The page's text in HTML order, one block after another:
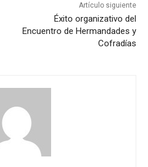
Artículo siguiente
Éxito organizativo del
Encuentro de Hermandades y
Cofradías